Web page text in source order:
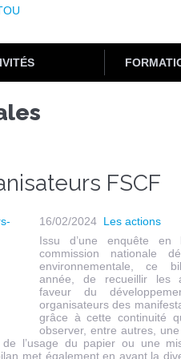
FSCF
16/02/2024 Les actions
Issu d’une enquête
commission nationale
environnementale, ce
année, de recueillir les
faveur du
organisateurs des
grâce à cette continuité
observer, entre autres,
l’usage du papier ou une
met également en avant la